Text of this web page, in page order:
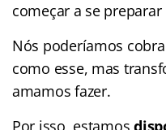
começar a se
Nós poderíamos
como esse, mas
amamos fazer.